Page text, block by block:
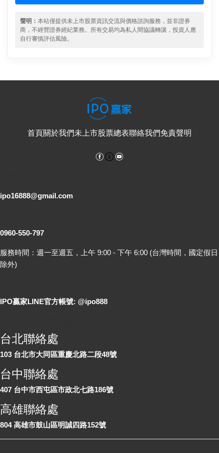
聲明： 本站僅提供未上市股票資訊交流與價格諮詢服務，並非證券
商，不經營證券經紀業務。所有交易均為私人間協議轉讓，投資人應
自行審慎評估風險。
首頁關於我們未上市股票總表聯絡我們免責聲明
Facebook
ipo16888@gmail.com
0960-550-797
服務時間：週一至週五，上午 9:00 - 下午 6:00 (台灣時間，國定假日
除外)
IPO贏家LINE官方帳號: @ipo888
台北聯絡處
103 台北市大同區重慶北路二段48號
台中聯絡處
407 台中市西屯區市政北七路186號
高雄聯絡處
804 高雄市鼓山區明誠四路152號